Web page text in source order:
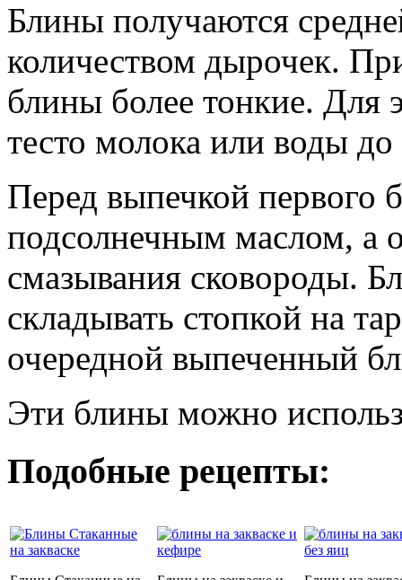
Блины получаются
количеством дырочек.
блины более тонкие. Для
тесто молока или воды
Перед выпечкой первого
подсолнечным маслом, а
смазывания сковороды.
складывать стопкой на
очередной выпеченный
Эти блины можно
Подобные рецепты: